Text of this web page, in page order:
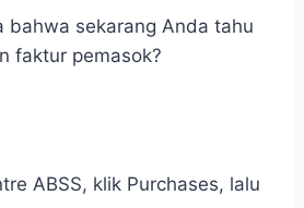
bahwa sekarang Anda tahu
faktur pemasok?
ABSS, klik Purchases, lalu